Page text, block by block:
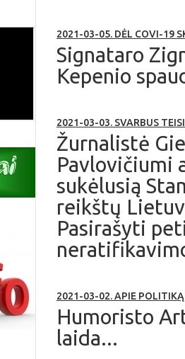
2021-03-05. DĖL COVI-19
Signataro
Kepenio
2021-03-03. SVARBUS
Žurnalistė
Pavlovičiumi
sukėlusią
reikštų
Pasirašyti
2021-03-02. APIE
Humoristo
laida...